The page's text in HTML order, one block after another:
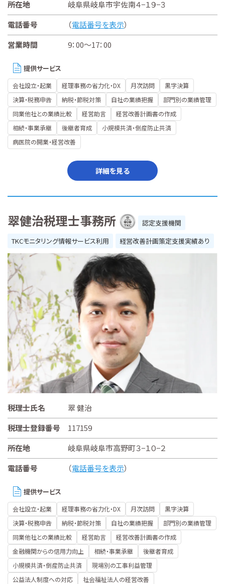
所在地
岐阜県岐阜市宇佐南４−１９−３
電話番号
（電話番号を表示）
営業時間
9：00～17：00
提供サービス
会社設立・起業 経理事務の省力化・DX 月次訪問
黒字決算
決算・税務申告
納税・節税対策 自社の業績把握
部門別の業績管理
同業他社との業績比較
経営助言
経営改善計画書の作成
相続・事業承継
後継者育成
小規模共済・倒産防止共済
病医院の開業・経営改善
詳細を見る
翠健治税理士事務所
認定支援機関
TKCモニタリング情報サービス利用
経営改善計画策定支援実績あり
税理士氏名
翠 健治
税理士登録番号
117159
所在地
岐阜県岐阜市高野町３−１０−２
電話番号
（電話番号を表示）
提供サービス
会社設立・起業 経理事務の省力化・DX 月次訪問
黒字決算
決算・税務申告
納税・節税対策 自社の業績把握
部門別の業績管理
同業他社との業績比較
経営助言
経営改善計画書の作成
金融機関からの信用力向上
相続・事業承継
後継者育成
小規模共済・倒産防止共済
現場別の工事利益管理
公益法人制度への対応
社会福祉法人の経営改善